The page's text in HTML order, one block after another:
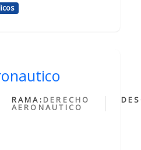
RAMA: DERECHO
AERONAUTICO